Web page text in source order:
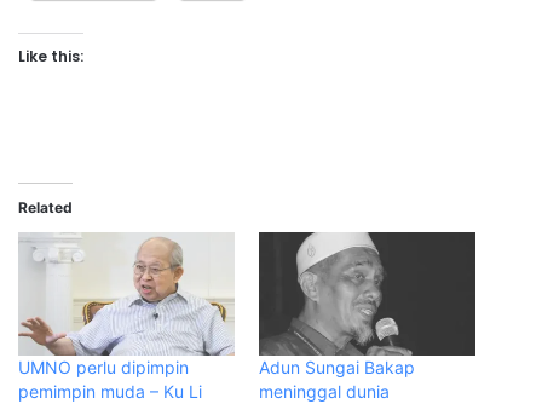
Like this:
Related
UMNO perlu dipimpin
pemimpin muda – Ku Li
Adun Sungai Bakap
meninggal dunia